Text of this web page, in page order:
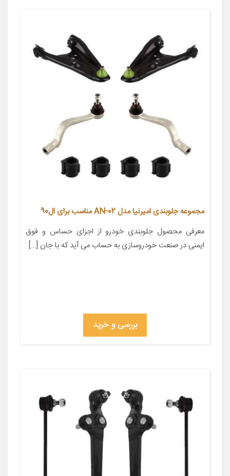
مجموعه جلوبندی امیرنیا مدل AN-02 مناسب برای ال90
معرفی محصول جلوبندی خودرو از اجزای حساس و فوق
ایمنی در صنعت خودروسازی به حساب می آید که با جان […]
بررسی و خرید